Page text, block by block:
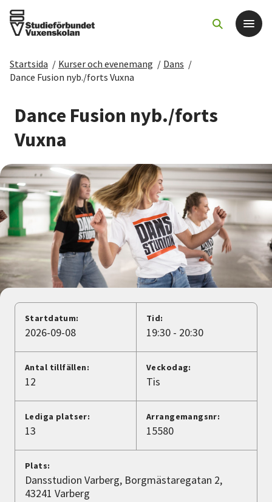
Det här gör vi
För dig som
Sök kurser och evenemang
Om SV
Starta studiecirkel
Cirkelledare
Nyheter
Avdelningar
Lyssna
Startsida / Kurser och evenemang / Dans /
Dance Fusion nyb./forts Vuxna
Dance Fusion nyb./forts
Vuxna
Startdatum:
2026-09-08
Tid:
19:30 - 20:30
Antal tillfällen:
12
Veckodag:
Tis
Lediga platser:
13
Arrangemangsnr:
15580
Plats:
Dansstudion Varberg, Borgmästaregatan 2,
43241 Varberg